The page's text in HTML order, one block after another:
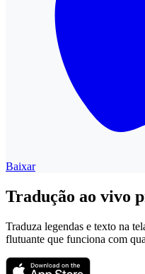
Baixar
Tradução ao vivo
Traduza legendas e texto na
flutuante que funciona com